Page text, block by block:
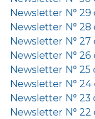
Newsletter N°
Newsletter N°
Newsletter N°
Newsletter N°
Newsletter N° 25
Newsletter N°
Newsletter N°
Newsletter N°